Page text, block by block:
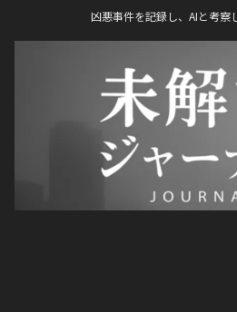
凶悪事件を記録し、AIと考察